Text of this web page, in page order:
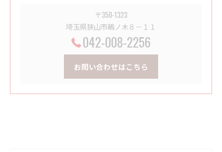
〒350-1323
埼玉県狭山市鵜ノ木８－１１
042-008-2256
お問い合わせはこちら